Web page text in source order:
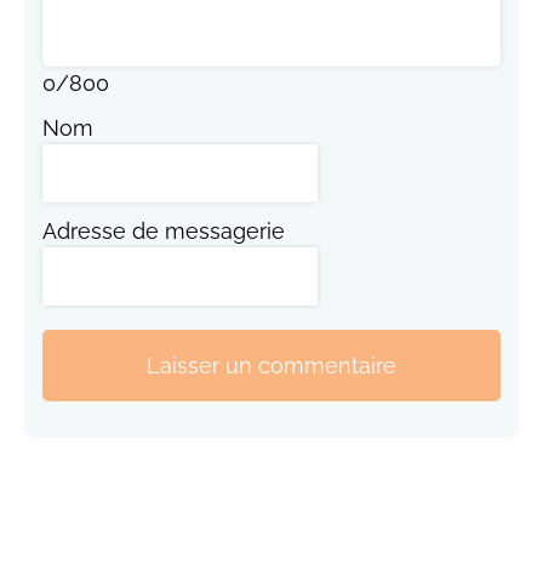
0/800
Nom
Adresse de messagerie
Laisser un commentaire